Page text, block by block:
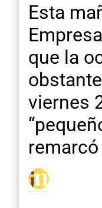
Esta
que la
viernes